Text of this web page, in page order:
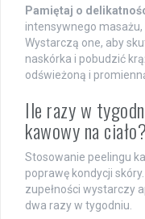
Pamiętaj o
intensywnego masażu,
Wystarczą one, aby
naskórka i pobudzić
odświeżoną i
Ile razy w
kawowy na ciało?
Stosowanie peelingu
poprawę kondycji
zupełności wystarczy
dwa razy w tygodniu.